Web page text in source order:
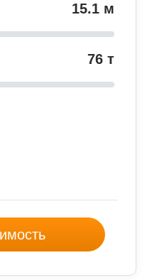
15.1 м
76 т